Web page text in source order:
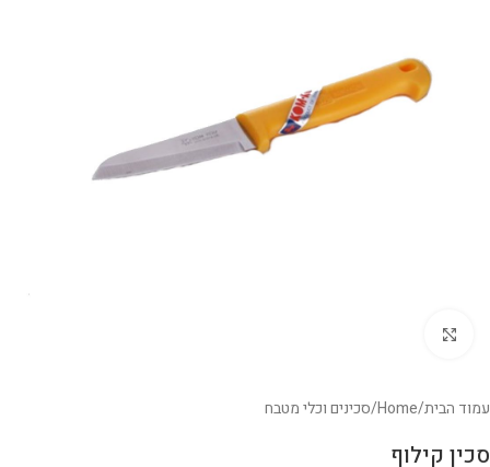
עמוד הבית/
Home
/סכינים וכלי מטבח
סכין קילוף